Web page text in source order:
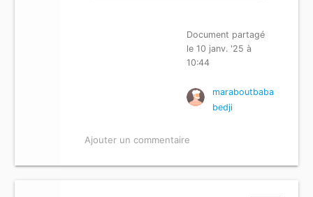
gratuit faire revenir l'être aimé avec du
sel durée d'un envoutement amoureux
rapidement Quelle bougie pour faire
blanche pour faire revenir son ex
Document partagé
le 10 janv. '25 à
10:44
maraboutbaba
bedji
Ajouter un commentaire